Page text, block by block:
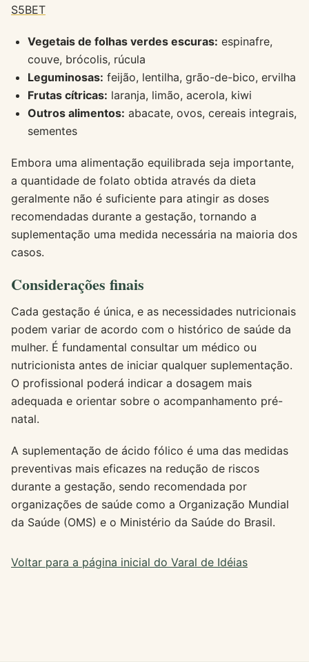
S5BET
Vegetais de folhas verdes escuras: espinafre,
couve, brócolis, rúcula
Leguminosas: feijão, lentilha, grão-de-bico, ervilha
Frutas cítricas: laranja, limão, acerola, kiwi
Outros alimentos: abacate, ovos, cereais integrais,
sementes
Embora uma alimentação equilibrada seja importante,
a quantidade de folato obtida através da dieta
geralmente não é suficiente para atingir as doses
recomendadas durante a gestação, tornando a
suplementação uma medida necessária na maioria dos
casos.
Considerações finais
Cada gestação é única, e as necessidades nutricionais
podem variar de acordo com o histórico de saúde da
mulher. É fundamental consultar um médico ou
nutricionista antes de iniciar qualquer suplementação.
O profissional poderá indicar a dosagem mais
adequada e orientar sobre o acompanhamento pré-
natal.
A suplementação de ácido fólico é uma das medidas
preventivas mais eficazes na redução de riscos
durante a gestação, sendo recomendada por
organizações de saúde como a Organização Mundial
da Saúde (OMS) e o Ministério da Saúde do Brasil.
Voltar para a página inicial do Varal de Idéias